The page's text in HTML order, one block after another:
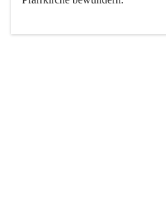
Der Weinbau dominert heute